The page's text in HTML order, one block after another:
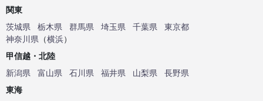
関東
茨城県
栃木県 群馬県 埼玉県 千葉県
東京都
神奈川県 （横浜）
甲信越・北陸
新潟県
富山県 石川県 福井県 山梨県
長野県
東海